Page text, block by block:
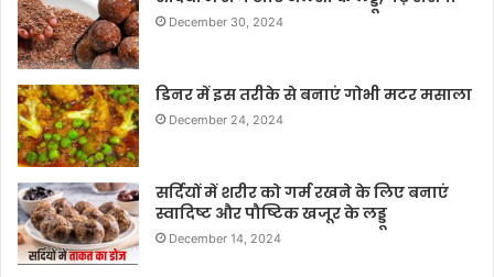
December 30, 2024
डिनर में इस तरीके से बनाएं गोभी मटर मसाला
December 24, 2024
सर्दियों में शरीर को गर्म रखने के लिए बनाएं
स्वादिष्ट और पौष्टिक खजूर के लड्डू
December 14, 2024